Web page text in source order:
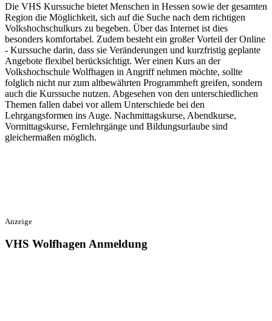
Die VHS Kurssuche bietet Menschen in Hessen sowie der gesamten
Region die Möglichkeit, sich auf die Suche nach dem richtigen
Volkshochschulkurs zu begeben. Über das Internet ist dies
besonders komfortabel. Zudem besteht ein großer Vorteil der Online
- Kurssuche darin, dass sie Veränderungen und kurzfristig geplante
Angebote flexibel berücksichtigt. Wer einen Kurs an der
Volkshochschule Wolfhagen in Angriff nehmen möchte, sollte
folglich nicht nur zum altbewährten Programmheft greifen, sondern
auch die Kurssuche nutzen. Abgesehen von den unterschiedlichen
Themen fallen dabei vor allem Unterschiede bei den
Lehrgangsformen ins Auge. Nachmittagskurse, Abendkurse,
Vormittagskurse, Fernlehrgänge und Bildungsurlaube sind
gleichermaßen möglich.
Anzeige
VHS Wolfhagen Anmeldung